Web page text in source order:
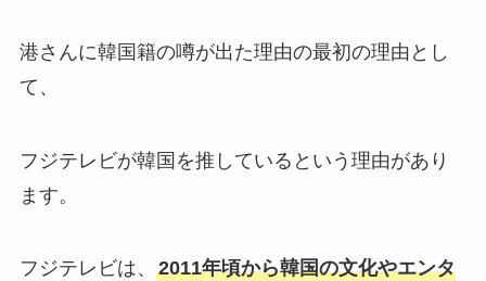
港さんに韓国籍の噂が出た理由の最初の理由とし
て、
フジテレビが韓国を推しているという理由があり
ます。
フジテレビは、 2011年頃から韓国の文化やエンタ